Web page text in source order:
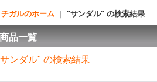
ガルのホーム "サンダル" の検索結果
商品一覧
ンダル" の検索結果